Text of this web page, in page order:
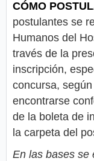
CÓMO
postulantes se
Humanos del
través de la
inscripción,
concursa,
encontrarse
de la boleta de
la carpeta del
En las bases se